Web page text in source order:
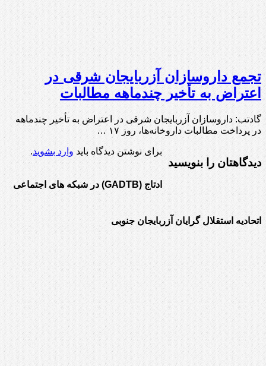
تجمع داروسازان آزربایجان شرقی در
اعتراض به تأخیر چندماهه مطالبات
گادتب: داروسازان آزربایجان شرقی در اعتراض به تأخیر چندماهه
در پرداخت مطالبات داروخانه‌ها، روز ۱۷ …
دیدگاهتان را بنویسید
برای نوشتن دیدگاه باید وارد بشوید.
ادتاج (GADTB) در شبکه های اجتماعی
اتحادیه استقلال گرایان آزربایجان جنوبی